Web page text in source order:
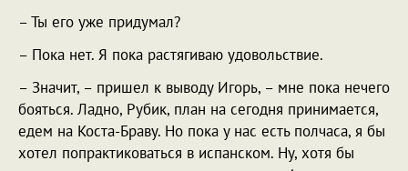
– Ты его уже придумал?
– Пока нет. Я пока растягиваю удовольствие.
– Значит, – пришел к выводу Игорь, – мне пока нечего
бояться. Ладно, Рубик, план на сегодня принимается,
едем на Коста-Браву. Но пока у нас есть полчаса, я бы
хотел попрактиковаться в испанском. Ну, хотя бы